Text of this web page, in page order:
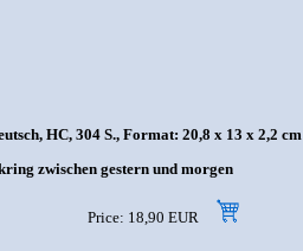
HC, 304 S., Format: 20,8 x 13 x 2,2 cm
zwischen gestern und morgen
Price: 18,90 EUR